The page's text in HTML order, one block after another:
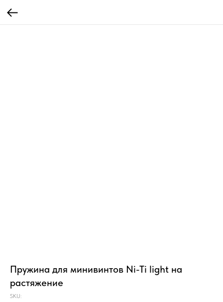
Пружина для минивинтов Ni-Ti light на
растяжение
SKU: